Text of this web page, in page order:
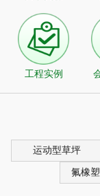
工程实例
运动型草坪
氟橡